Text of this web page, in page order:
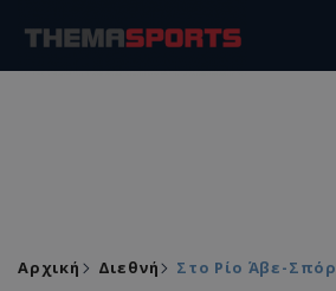
Αρχική Διεθνή Στο Ρίο Άβε-